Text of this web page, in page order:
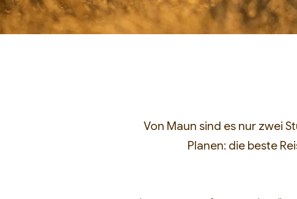
Von Maun sind es nur zwei
Planen: die beste